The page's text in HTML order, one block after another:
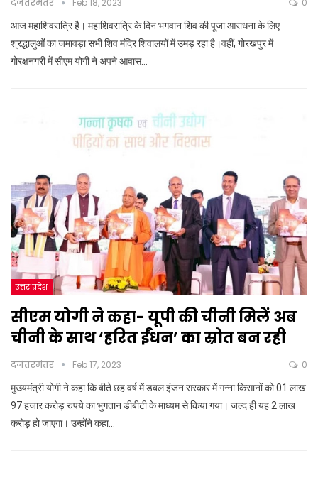
दजंतरमंतर Feb 18, 2023 0
आज महाशिवरात्रि है। महाशिवरात्रि के दिन भगवान शिव की पूजा आराधना के लिए
श्रद्धालुओंं का जमावड़ा सभी शिव मंदिर शिवालयों में उमड़ रहा है।वहीं, गोरखपुर में
गोरक्षनगरी में सीएम योगी ने अपने आवास…
उत्तर प्रदेश
सीएम योगी ने कहा- यूपी की चीनी मिलें अब
चीनी के साथ ‘हरित ईंधन’ का स्रोत बन रही
दजंतरमंतर Feb 17, 2023 0
मुख्यमंत्री योगी ने कहा कि बीते छह वर्ष में डबल इंजन सरकार में गन्ना किसानों को 01 लाख
97 हजार करोड़ रुपये का भुगतान डीबीटी के माध्यम से किया गया। जल्द ही यह 2 लाख
करोड़ हो जाएगा। उन्होंने कहा…